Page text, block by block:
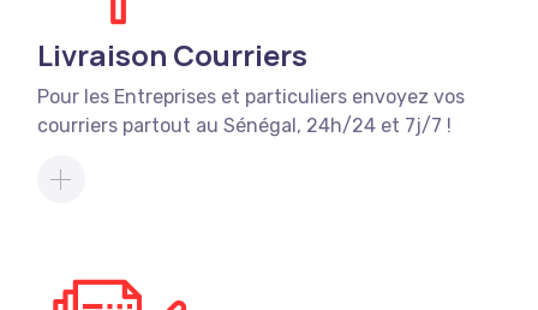
Livraison Courriers
Pour les Entreprises et particuliers envoyez vos
courriers partout au Sénégal, 24h/24 et 7j/7 !